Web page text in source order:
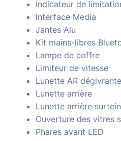
Indicateur de
Interface Media
Jantes Alu
Kit mains-libres
Lampe de coffre
Limiteur de vitesse
Lunette AR dégivrante
Lunette arrière
Lunette arrière
Ouverture des vitres
Phares avant LED